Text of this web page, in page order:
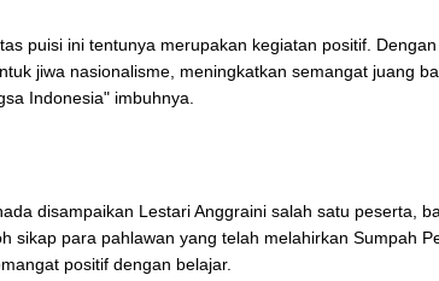
puisi ini tentunya merupakan kegiatan positif.
jiwa nasionalisme, meningkatkan semangat juang
Indonesia" imbuhnya.
disampaikan Lestari Anggraini salah satu peserta,
sikap para pahlawan yang telah melahirkan Sumpah
positif dengan belajar.